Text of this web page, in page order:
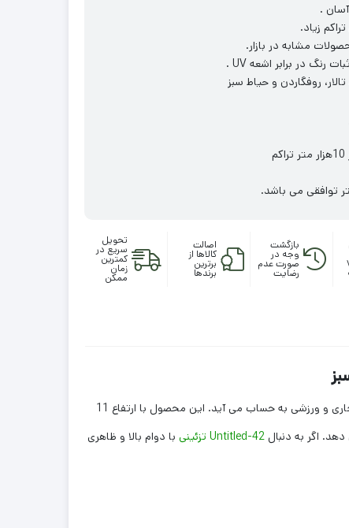
.
زیاد.
مشابه در بازار.
روفگاردن و حیاط سبز
۷
بازگشت
وجه در
صورت عدم
رضایت
اصالت
کالاها از
برترین
برندها
تحویل
سریع در
کمترین
زمان
ممکن
Untitled-19 یکی از محبوب ترین گزینه ها برای استفاده در فضاهای مختلف مسکونی، تجاری و ورزشی به حساب می آید. این محصول با ارتفاع 11
دهد. اگر به دنبالUntitled-42 تزئینی
با دوام بالا و ظاهری